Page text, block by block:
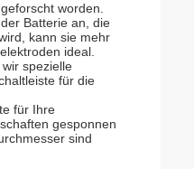
worden.
Batterie an, die
kann sie mehr
ideal.
spezielle
für die
für Ihre
gesponnen
sind